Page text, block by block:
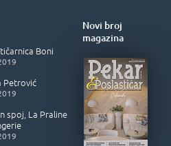
Boni
Petrović
spoj, La Praline
Novi broj
magazina